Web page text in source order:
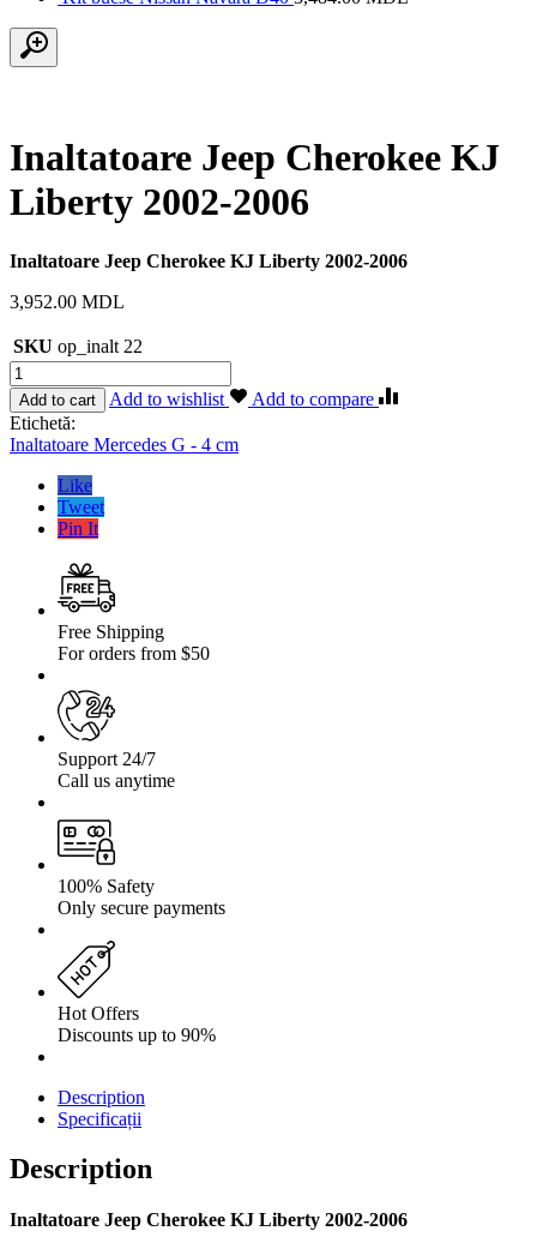
Inaltatoare Jeep Cherokee KJ
Liberty 2002-2006
Inaltatoare Jeep Cherokee KJ Liberty 2002-2006
3,952.00 MDL
SKU op_inalt 22
Cantitate
Inaltatoare
Jeep
Cherokee
KJ
Liberty
Add to cart Add to wishlist
Add to compare
Etichetă:
Inaltatoare Mercedes G - 4 cm
Like
Tweet
Pin It
Free Shipping
For orders from $50
Support 24/7
Call us anytime
100% Safety
Only secure payments
Hot Offers
Discounts up to 90%
Description
Specificații
Description
Inaltatoare Jeep Cherokee KJ Liberty 2002-2006